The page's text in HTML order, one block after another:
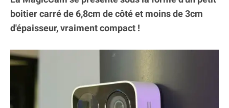
boitier carré de 6,8cm de côté et moins de 3cm
d'épaisseur, vraiment compact !